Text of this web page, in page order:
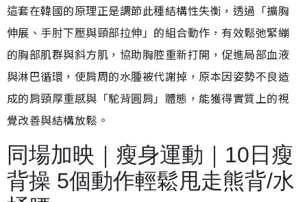
這套在韓國的原理正是調節此種結構性失衡，透過「擴胸
伸展、手肘下壓與頸部拉伸」的組合動作，有效鬆弛緊繃
的胸部肌群與斜方肌，協助胸腔重新打開，促進局部血液
與淋巴循環，使肩周的水腫被代謝掉，原本因姿勢不良造
成的肩頸厚重感與「駝背圓肩」體態，能獲得實質上的視
覺改善與結構放鬆。
同場加映｜瘦身運動｜10日瘦
背操 5個動作輕鬆甩走熊背/水